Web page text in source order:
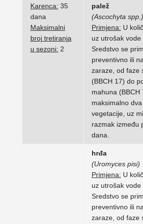
Karenca: 35
dana
Maksimalni
broj tretiranja
u sezoni: 2
palež
(Ascochyta spp.)
Primjena: U
uz utrošak vode
Sredstvo se
preventivno ili
zaraze, od faze
(BBCH 17) do
mahuna (BBCH
maksimalno
vegetacije, uz
razmak između
dana.
hrđa
(Uromyces pisi)
Primjena: U
uz utrošak vode
Sredstvo se
preventivno ili
zaraze, od faze